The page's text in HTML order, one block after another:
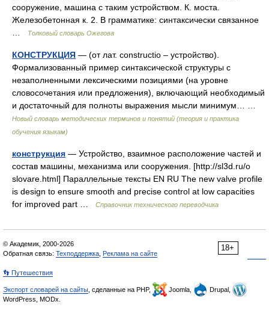
сооружение, машина с таким устройством. К. моста.
Железобетонная к. 2. В грамматике: синтаксически связанное
Толковый словарь Ожегова
КОНСТРУКЦИЯ — (от лат. constructio – устройство).
Формализованный пример синтаксической структуры с
незаполненными лексическими позициями (на уровне
словосочетания или предложения), включающий необходимый
и достаточный для полноты выражения мысли минимум… …
Новый словарь методических терминов и понятий (теория и практика
обучения языкам)
конструкция — Устройство, взаимное расположение частей и
состав машины, механизма или сооружения. [http://sl3d.ru/o
slovare.html] Параллельные тексты EN RU The new valve profile
is design to ensure smooth and precise control at low capacities
for improved part …
Справочник технического переводчика
18+
© Академик, 2000-2026
Обратная связь: Техподдержка Реклама на сайте
👣 Путешествия
Экспорт словарей на сайты , сделанные на PHP, Joomla,
Drupal,
WordPress, MODx.